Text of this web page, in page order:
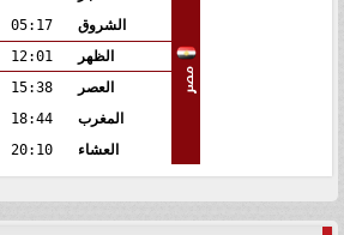
مصر
الشروق
05:17
الظهر
12:01
العصر
15:38
المغرب
18:44
العشاء
20:10